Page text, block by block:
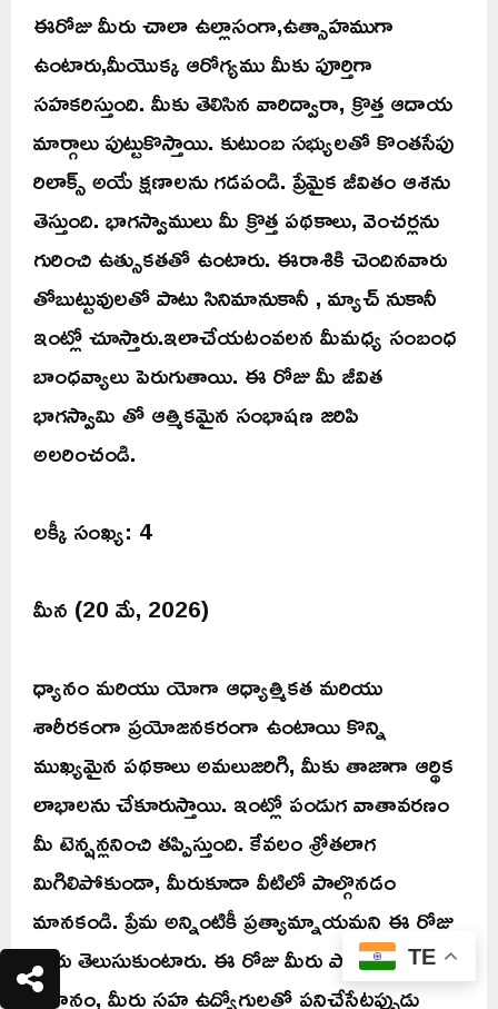
ఈరోజు మీరు చాలా ఉల్లాసంగా,ఉత్సాహముగా
ఉంటారు,మీయొక్క ఆరోగ్యము మీకు పూర్తిగా
సహకరిస్తుంది. మీకు తెలిసిన వారిద్వారా, క్రొత్త ఆదాయ
మార్గాలు పుట్టుకొస్తాయి. కుటుంబ సభ్యులతో కొంతసేపు
రిలాక్స్ అయే క్షణాలను గడపండి. ప్రేమైక జీవితం ఆశను
తెస్తుంది. భాగస్వాములు మీ క్రొత్త పథకాలు, వెంచర్లను
గురించి ఉత్సుకతతో ఉంటారు. ఈరాశికి చెందినవారు
తోబుట్టువులతో పాటు సినిమానుకానీ , మ్యాచ్ నుకానీ
ఇంట్లో చూస్తారు.ఇలాచేయటంవలన మీమధ్య సంబంధ
బాంధవ్యాలు పెరుగుతాయి. ఈ రోజు మీ జీవిత
భాగస్వామి తో ఆత్మికమైన సంభాషణ జరిపి
అలరించండి.
లక్కీ సంఖ్య: 4
మీన (20 మే, 2026)
ధ్యానం మరియు యోగా ఆధ్యాత్మికత మరియు
శారీరకంగా ప్రయోజనకరంగా ఉంటాయి కొన్ని
ముఖ్యమైన పథకాలు అమలుజరిగి, మీకు తాజాగా ఆర్థిక
లాభాలను చేకూరుస్తాయి. ఇంట్లో పండుగ వాతావరణం
మీ టెన్షన్లనించి తప్పిస్తుంది. కేవలం శ్రోతలాగ
మిగిలిపోకుండా, మీరుకూడా వీటిలో పాల్గొనడం
మానకండి. ప్రేమ అన్నింటికీ ప్రత్యామ్నాయమని ఈ రోజు
మీరు తెలుసుకుంటారు. ఈ రోజు మీరు పొందిన
విజ్ఞానం, మీరు సహ ఉద్యోగులతో పనిచేసేటప్పుడు
TE